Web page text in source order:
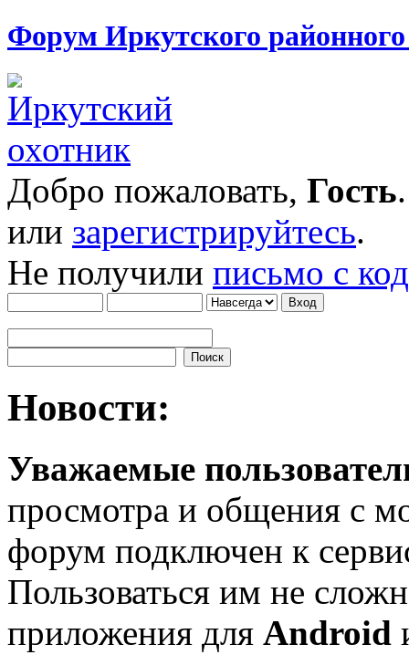
Форум Иркутского
Добро пожаловать, Гость
или зарегистрируйтесь.
Не получили письмо с
Новости:
Уважаемые
просмотра и общения с
форум подключен к
Пользоваться им не
приложения для Android